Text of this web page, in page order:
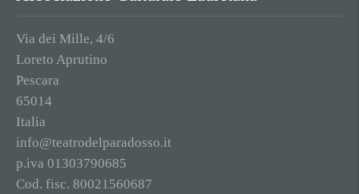
Via dei Mille, 4/6
Loreto Aprutino
Pescara
65014
Italia
info@teatrodelparadosso.it
p.iva 01303790685
Cod. fisc. 80021560687